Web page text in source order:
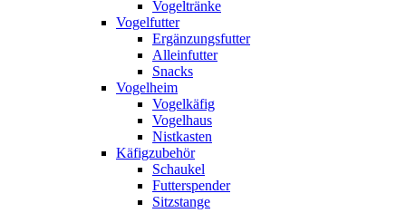
Vogeltränke
Vogelfutter
Ergänzungsfutter
Alleinfutter
Snacks
Vogelheim
Vogelkäfig
Vogelhaus
Nistkasten
Käfigzubehör
Schaukel
Futterspender
Sitzstange